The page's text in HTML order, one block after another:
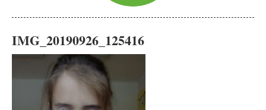
IMG_20190926_125416